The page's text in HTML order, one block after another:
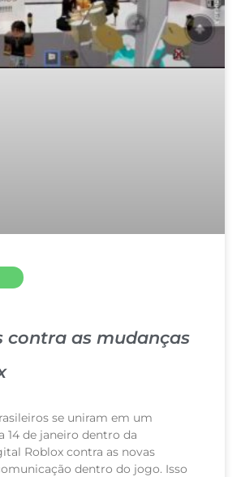
contra as mudanças
se uniram em um
14 de janeiro dentro da
Roblox contra as novas
dentro do jogo. Isso